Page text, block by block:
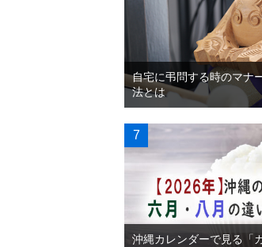
自宅に弔問する時のマナ
法とは
沖縄カレンダーで見る「